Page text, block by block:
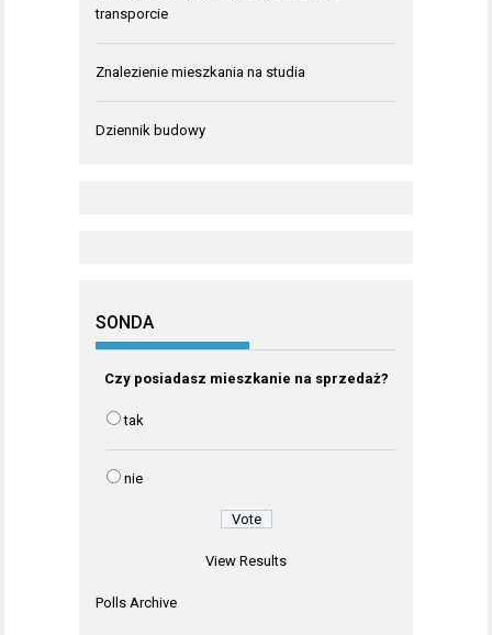
transporcie
Znalezienie mieszkania na studia
Dziennik budowy
SONDA
Czy posiadasz mieszkanie na sprzedaż?
tak
nie
View Results
Polls Archive